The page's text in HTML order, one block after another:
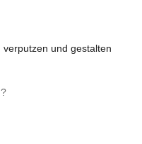
und gestalten